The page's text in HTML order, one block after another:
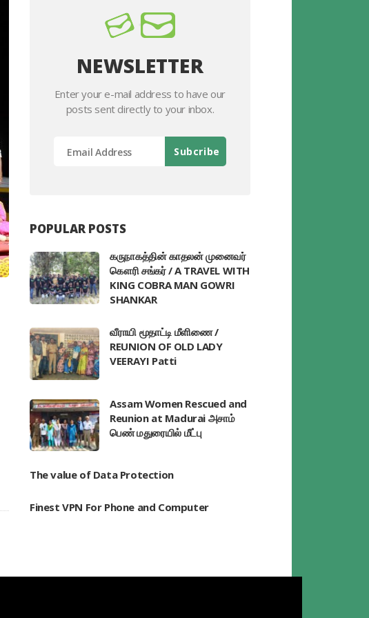
NEWSLETTER
Enter your e-mail address to have our
posts sent directly to your inbox.
POPULAR POSTS
கருநாகத்தின் காதலன் முனைவர்
கௌரி சங்கர் / A TRAVEL WITH
KING COBRA MAN GOWRI
SHANKAR
வீராயி மூதாட்டி மீளிணை /
REUNION OF OLD LADY
VEERAYI Patti
Assam Women Rescued and
Reunion at Madurai அசாம்
பெண் மதுரையில் மீட்பு
The value of Data Protection
Finest VPN For Phone and Computer